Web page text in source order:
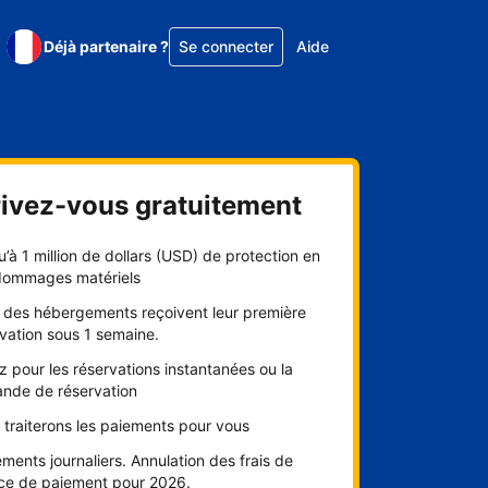
Déjà partenaire ? Se connecter Aide
vous gratuitement
1 million de dollars (USD) de protection en
matériels
des hébergements reçoivent leur première
sous 1 semaine.
pour les réservations instantanées ou la
de réservation
traiterons les paiements pour vous
journaliers. Annulation des frais de
de paiement pour 2026.